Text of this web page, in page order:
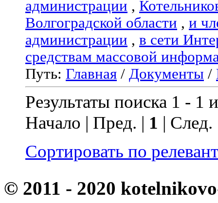
администрации ,
Волгоградской области , и
администрации , в сети
средствам массовой
Путь: Главная / Документы /
Результаты поиска 1 - 1
Начало | Пред. | 1 |
Сортировать по
© 2011 - 2020